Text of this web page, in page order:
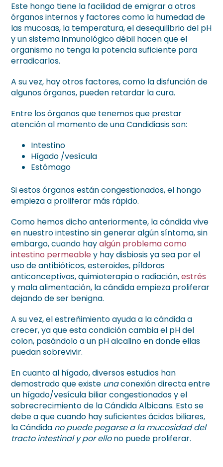
Este hongo tiene la facilidad de emigrar a otros
órganos internos y factores como la humedad de
las mucosas, la temperatura, el desequilibrio del pH
y un sistema inmunológico débil hacen que el
organismo no tenga la potencia suficiente para
erradicarlos.
A su vez, hay otros factores, como la disfunción de
algunos órganos, pueden retardar la cura.
Entre los órganos que tenemos que prestar
atención al momento de una Candidiasis son:
Intestino
Hígado /vesícula
Estómago
Si estos órganos están congestionados, el hongo
empieza a proliferar más rápido.
Como hemos dicho anteriormente, la cándida vive
en nuestro intestino sin generar algún síntoma, sin
embargo, cuando hayalgún problema como
intestino permeabley hay disbiosis ya sea por el
uso de antibióticos, esteroides, píldoras
anticonceptivas, quimioterapia o radiación,estrés
y mala alimentación, la cándida empieza proliferar
dejando de ser benigna.
A su vez, el estreñimiento ayuda a la cándida a
crecer, ya que esta condición cambia el pH del
colon, pasándolo a un pH alcalino en donde ellas
puedan sobrevivir.
En cuanto al hígado, diversos estudios han
demostrado que existe unaconexión directa entre
un hígado/vesícula biliar congestionados y el
sobrecrecimiento de la Cándida Albicans. Esto se
debe a que cuando hay suficientes ácidos biliares,
la Cándida no puede pegarse a la mucosidad del
tracto intestinal y por ellono puede proliferar.